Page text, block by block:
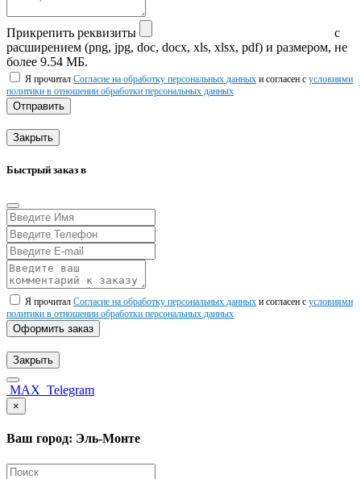
Прикрепить реквизиты
с
расширением (png, jpg, doc, docx, xls, xlsx, pdf) и размером, не
более 9.54 МБ.
Я прочитал Согласие на обработку персональных данных и согласен с условиями
политики в отношении обработки персональных данных
Отправить
Закрыть
Быстрый заказ в
Я прочитал Согласие на обработку персональных данных и согласен с условиями
политики в отношении обработки персональных данных
Оформить заказ
Закрыть
MAX Telegram
×
Ваш город: Эль-Монте